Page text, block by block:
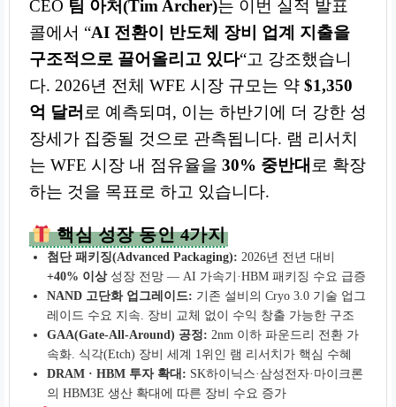
CEO 팀 아처(Tim Archer)는 이번 실적 발표
콜에서 “AI 전환이 반도체 장비 업계 지출을
구조적으로 끌어올리고 있다“고 강조했습니
다. 2026년 전체 WFE 시장 규모는 약 $1,350
억 달러 로 예측되며, 이는 하반기에 더 강한 성
장세가 집중될 것으로 관측됩니다. 램 리서치
는 WFE 시장 내 점유율을 30% 중반대 로 확장
하는 것을 목표로 하고 있습니다.
핵심 성장 동인 4가지
첨단 패키징(Advanced Packaging): 2026년 전년 대비
+40% 이상성장 전망 — AI 가속기·HBM 패키징 수요 급증
NAND 고단화 업그레이드: 기존 설비의 Cryo 3.0 기술 업그
레이드 수요 지속. 장비 교체 없이 수익 창출 가능한 구조
GAA(Gate-All-Around) 공정: 2nm 이하 파운드리 전환 가
속화. 식각(Etch) 장비 세계 1위인 램 리서치가 핵심 수혜
DRAM · HBM 투자 확대: SK하이닉스·삼성전자·마이크론
의 HBM3E 생산 확대에 따른 장비 수요 증가